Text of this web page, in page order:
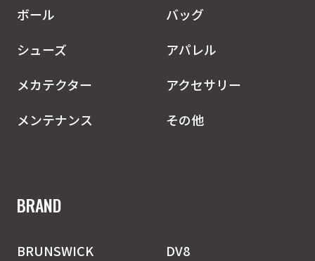
ボール
バッグ
シューズ
アパレル
メカテクター
アクセサリー
メンテナンス
その他
BRAND
BRUNSWICK
DV8